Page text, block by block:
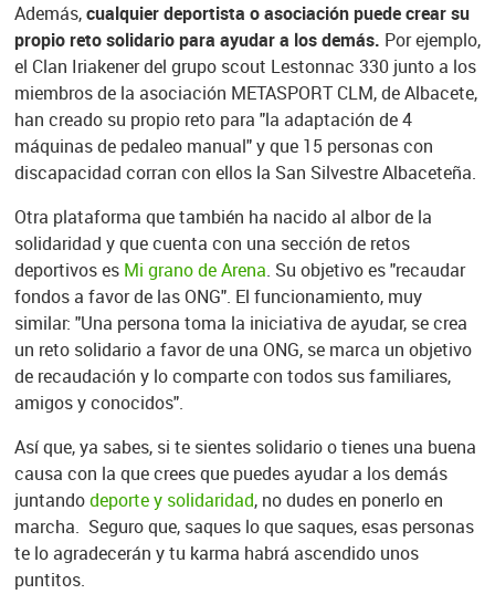
Además,cualquier deportista o asociación puede crear su
propio reto solidario para ayudar a los demás. Por ejemplo,
el Clan Iriakener del grupo scout Lestonnac 330 junto a los
miembros de la asociación METASPORT CLM, de Albacete,
han creado su propio reto para "la adaptación de 4
máquinas de pedaleo manual" y que 15 personas con
discapacidad corran con ellos la San Silvestre Albaceteña.
Otra plataforma que también ha nacido al albor de la
solidaridad y que cuenta con una sección de retos
deportivos es Mi grano de Arena. Su objetivo es "recaudar
fondos a favor de las ONG". El funcionamiento, muy
similar: "Una persona toma la iniciativa de ayudar, se crea
un reto solidario a favor de una ONG, se marca un objetivo
de recaudación y lo comparte con todos sus familiares,
amigos y conocidos".
Así que, ya sabes, si te sientes solidario o tienes una buena
causa con la que crees que puedes ayudar a los demás
juntandodeporte y solidaridad, no dudes en ponerlo en
marcha. Seguro que, saques lo que saques, esas personas
te lo agradecerán y tu karma habrá ascendido unos
puntitos.